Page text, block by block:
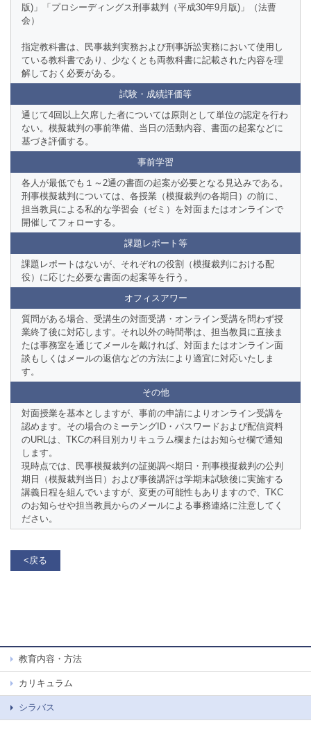
版)」「プロシーディングス刑事裁判（平成30年9月版)」（法曹
会）
指定教科書は、民事裁判実務および刑事訴訟実務において使用し
ている教科書であり、少なくとも両教科書に記載された内容を理
解しておく必要がある。
試験・成績評価等
通じて4回以上欠席した者については原則として単位の認定を行わ
ない。模擬裁判の事前準備、当日の活動内容、書面の起案などに
基づき評価する。
事前学習
各人が最低でも１～2通の書面の起案が必要となる見込みである。
刑事模擬裁判については、各授業（模擬裁判の各期日）の前に、
担当教員による私的な学習会（ゼミ）を対面またはオンラインで
開催してフォローする。
課題レポート等
課題レポートはないが、それぞれの役割（模擬裁判における配
役）に応じた必要な書面の起案等を行う。
オフィスアワー
質問がある場合、受講生の対面受講・オンライン受講を問わず授
業終了後に対応します。それ以外の時間帯は、担当教員に直接ま
たは事務室を通じてメールを戴ければ、対面またはオンライン面
談もしくはメールの返信などの方法により適宜に対応いたしま
す。
その他
対面授業を基本としますが、事前の申請によりオンライン受講を
認めます。その場合のミーテングID・パスワードおよび配信資料
のURLは、TKCの科目別カリキュラム欄またはお知らせ欄で通知
します。
現時点では、民事模擬裁判の証拠調べ期日・刑事模擬裁判の公判
期日（模擬裁判当日）および事後講評は学期末試験後に実施する
講義日程を組んでいますが、変更の可能性もありますので、TKC
のお知らせや担当教員からのメールによる事務連絡に注意してく
ださい。
<戻る
教育内容・方法
カリキュラム
シラバス